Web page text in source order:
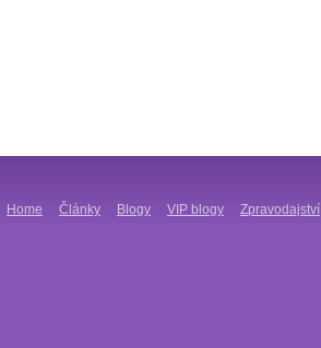
Home Články Blogy VIP blogy Zpravodajství